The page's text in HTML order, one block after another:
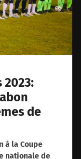
de
à la Coupe
nationale de